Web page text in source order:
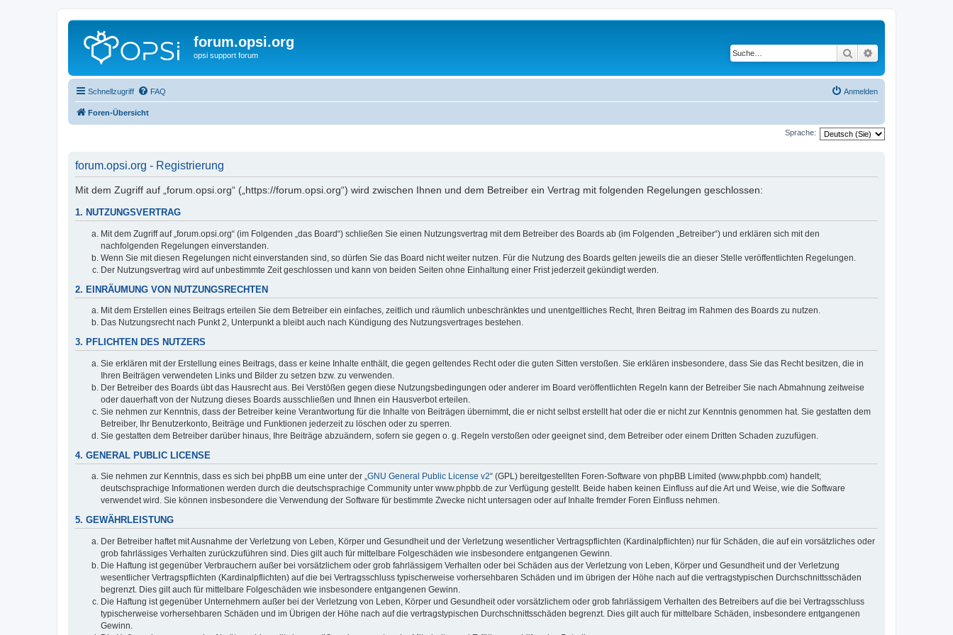
forum.opsi.org
opsi support forum Suche
Schnellzugriff FAQ Anmelden
Foren-Übersicht
Sprache:
forum.opsi.org - Registrierung
Mit dem Zugriff auf „forum.opsi.org“ („https://forum.opsi.org“) wird zwischen Ihnen und dem Betreiber ein Vertrag mit folgenden Regelungen geschlossen:
1. NUTZUNGSVERTRAG
Mit dem Zugriff auf „forum.opsi.org“ (im Folgenden „das Board“) schließen Sie einen Nutzungsvertrag mit dem Betreiber des Boards ab (im Folgenden „Betreiber“) und erklären sich mit den
nachfolgenden Regelungen einverstanden.
Wenn Sie mit diesen Regelungen nicht einverstanden sind, so dürfen Sie das Board nicht weiter nutzen. Für die Nutzung des Boards gelten jeweils die an dieser Stelle veröffentlichten Regelungen.
Der Nutzungsvertrag wird auf unbestimmte Zeit geschlossen und kann von beiden Seiten ohne Einhaltung einer Frist jederzeit gekündigt werden.
2. EINRÄUMUNG VON NUTZUNGSRECHTEN
Mit dem Erstellen eines Beitrags erteilen Sie dem Betreiber ein einfaches, zeitlich und räumlich unbeschränktes und unentgeltliches Recht, Ihren Beitrag im Rahmen des Boards zu nutzen.
Das Nutzungsrecht nach Punkt 2, Unterpunkt a bleibt auch nach Kündigung des Nutzungsvertrages bestehen.
3. PFLICHTEN DES NUTZERS
Sie erklären mit der Erstellung eines Beitrags, dass er keine Inhalte enthält, die gegen geltendes Recht oder die guten Sitten verstoßen. Sie erklären insbesondere, dass Sie das Recht besitzen, die in
Ihren Beiträgen verwendeten Links und Bilder zu setzen bzw. zu verwenden.
Der Betreiber des Boards übt das Hausrecht aus. Bei Verstößen gegen diese Nutzungsbedingungen oder anderer im Board veröffentlichten Regeln kann der Betreiber Sie nach Abmahnung zeitweise
oder dauerhaft von der Nutzung dieses Boards ausschließen und Ihnen ein Hausverbot erteilen.
Sie nehmen zur Kenntnis, dass der Betreiber keine Verantwortung für die Inhalte von Beiträgen übernimmt, die er nicht selbst erstellt hat oder die er nicht zur Kenntnis genommen hat. Sie gestatten dem
Betreiber, Ihr Benutzerkonto, Beiträge und Funktionen jederzeit zu löschen oder zu sperren.
Sie gestatten dem Betreiber darüber hinaus, Ihre Beiträge abzuändern, sofern sie gegen o. g. Regeln verstoßen oder geeignet sind, dem Betreiber oder einem Dritten Schaden zuzufügen.
4. GENERAL PUBLIC LICENSE
Sie nehmen zur Kenntnis, dass es sich bei phpBB um eine unter der „GNU General Public License v2“ (GPL) bereitgestellten Foren-Software von phpBB Limited (www.phpbb.com) handelt;
deutschsprachige Informationen werden durch die deutschsprachige Community unter www.phpbb.de zur Verfügung gestellt. Beide haben keinen Einfluss auf die Art und Weise, wie die Software
verwendet wird. Sie können insbesondere die Verwendung der Software für bestimmte Zwecke nicht untersagen oder auf Inhalte fremder Foren Einfluss nehmen.
5. GEWÄHRLEISTUNG
Der Betreiber haftet mit Ausnahme der Verletzung von Leben, Körper und Gesundheit und der Verletzung wesentlicher Vertragspflichten (Kardinalpflichten) nur für Schäden, die auf ein vorsätzliches oder
grob fahrlässiges Verhalten zurückzuführen sind. Dies gilt auch für mittelbare Folgeschäden wie insbesondere entgangenen Gewinn.
Die Haftung ist gegenüber Verbrauchern außer bei vorsätzlichem oder grob fahrlässigem Verhalten oder bei Schäden aus der Verletzung von Leben, Körper und Gesundheit und der Verletzung
wesentlicher Vertragspflichten (Kardinalpflichten) auf die bei Vertragsschluss typischerweise vorhersehbaren Schäden und im übrigen der Höhe nach auf die vertragstypischen Durchschnittsschäden
begrenzt. Dies gilt auch für mittelbare Folgeschäden wie insbesondere entgangenen Gewinn.
Die Haftung ist gegenüber Unternehmern außer bei der Verletzung von Leben, Körper und Gesundheit oder vorsätzlichem oder grob fahrlässigem Verhalten des Betreibers auf die bei Vertragsschluss
typischerweise vorhersehbaren Schäden und im Übrigen der Höhe nach auf die vertragstypischen Durchschnittsschäden begrenzt. Dies gilt auch für mittelbare Schäden, insbesondere entgangenen
Gewinn.